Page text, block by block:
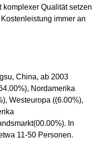
komplexer Qualität setzen
immer an
China, ab 2003
Nordamerika
Westeuropa ((6.00%),
In
11-50 Personen.